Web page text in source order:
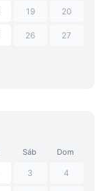
19 20
26 27
Sáb Dom
3 4